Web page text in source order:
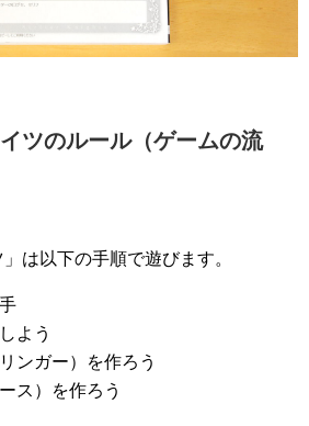
ツのルール（ゲームの流
は以下の手順で遊びます。
よう
ンガー）を作ろう
ス）を作ろう